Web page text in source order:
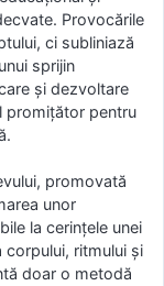
Provocările
ci subliniază
sprijin
și dezvoltare
promițător pentru
promovată
unor
la cerințele unei
corpului, ritmului și
doar o metodă